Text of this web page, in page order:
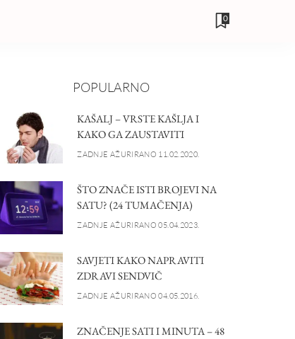
0
POPULARNO
KAŠALJ – VRSTE KAŠLJA I
KAKO GA ZAUSTAVITI
ZADNJE AŽURIRANO 11.02.2020.
ŠTO ZNAČE ISTI BROJEVI NA
SATU? (24 TUMAČENJA)
ZADNJE AŽURIRANO 05.04.2023.
SAVJETI KAKO NAPRAVITI
ZDRAVI SENDVIČ
ZADNJE AŽURIRANO 04.05.2016.
ZNAČENJE SATI I MINUTA – 48